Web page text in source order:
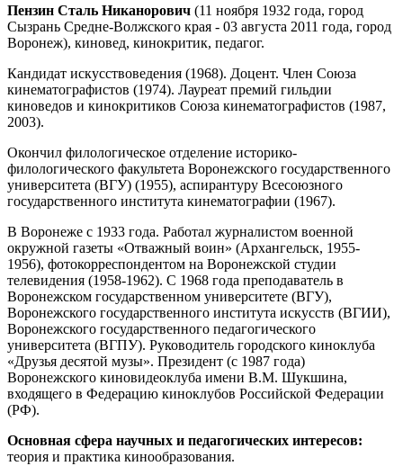
Пензин Сталь Никанорович (11 ноября 1932 года, город
Сызрань Средне-Волжского края - 03 августа 2011 года, город
Воронеж), киновед, кинокритик, педагог.
Кандидат искусствоведения (1968). Доцент. Член Союза
кинематографистов (1974). Лауреат премий гильдии
киноведов и кинокритиков Союза кинематографистов (1987,
2003).
Окончил филологическое отделение историко-
филологического факультета Воронежского государственного
университета (ВГУ) (1955), аспирантуру Всесоюзного
государственного института кинематографии (1967).
В Воронеже с 1933 года. Работал журналистом военной
окружной газеты «Отважный воин» (Архангельск, 1955-
1956), фотокорреспондентом на Воронежской студии
телевидения (1958-1962). С 1968 года преподаватель в
Воронежском государственном университете (ВГУ),
Воронежского государственного института искусств (ВГИИ),
Воронежского государственного педагогического
университета (ВГПУ). Руководитель городского киноклуба
«Друзья десятой музы». Президент (с 1987 года)
Воронежского киновидеоклуба имени В.М. Шукшина,
входящего в Федерацию киноклубов Российской Федерации
(РФ).
Основная сфера научных и педагогических интересов:
теория и практика кинообразования.